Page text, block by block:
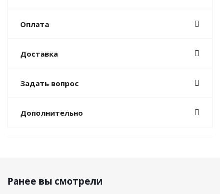
Оплата
Доставка
Задать вопрос
Дополнительно
Ранее вы смотрели